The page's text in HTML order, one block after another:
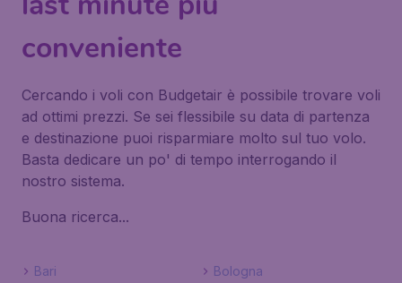
conveniente
Cercando i voli con Budgetair è possibile trovare voli
ad ottimi prezzi. Se sei flessibile su data di partenza
e destinazione puoi risparmiare molto sul tuo volo.
Basta dedicare un po' di tempo interrogando il
nostro sistema.
Buona ricerca...
Bari
Bologna